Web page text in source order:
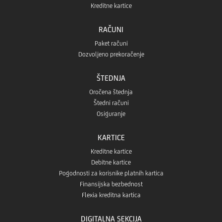
Kreditne kartice
RAČUNI
Paket računi
Dozvoljeno prekoračenje
ŠTEDNJA
Oročena štednja
Štedni računi
Osiguranje
KARTICE
Kreditne kartice
Debitne kartice
Pogodnosti za korisnike platnih kartica
Finansijska bezbednost
Flexia kreditna kartica
DIGITALNA SEKCIJA